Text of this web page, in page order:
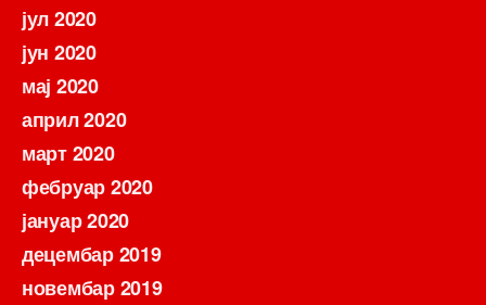
јул 2020
јун 2020
мај 2020
април 2020
март 2020
фебруар 2020
јануар 2020
децембар 2019
новембар 2019